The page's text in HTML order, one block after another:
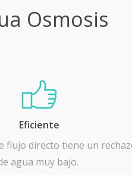
Osmosis
Eficiente
flujo directo tiene un
agua muy bajo.